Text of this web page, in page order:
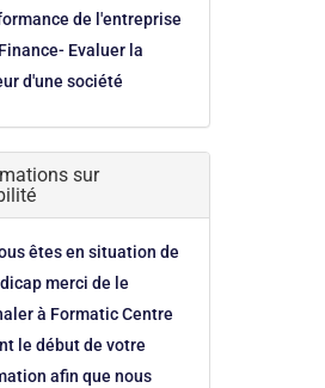
de l'entreprise
Evaluer la
d'une société
sur
êtes en situation de
merci de le
à Formatic Centre
le début de votre
afin que nous